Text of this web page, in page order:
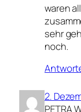
waren
sehr
noch.
2.
PETRA